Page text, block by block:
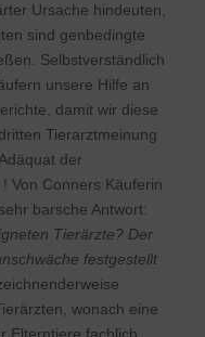
Ursache hindeuten,
sind genbedingte
Selbstverständlich
unsere Hilfe an
damit wir diese
Tierarztmeinung
der
Von Conners Käuferin
barsche Antwort:
Tierärzte? Der
festgestellt
wonach eine